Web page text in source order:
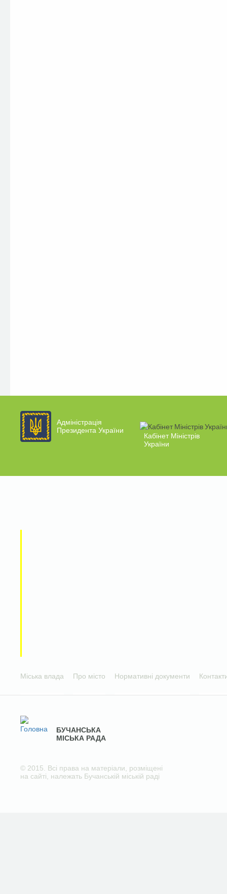
Адміністрація
Президента України
Кабінет Міністрів
України
Міська влада Про місто Нормативні документи
БУЧАНСЬКА
МІСЬКА РАДА
© 2015. Всі права на матеріали, розміщені
на сайті, належать Бучанській міській раді